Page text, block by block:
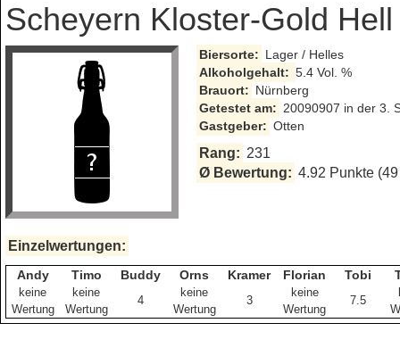
Scheyern Kloster-Gold Hell
Biersorte: Lager / Helles
Alkoholgehalt: 5.4 Vol. %
Brauort: Nürnberg
Getestet am: 20090907 in der 3.
Gastgeber: Otten
Rang: 231
Ø Bewertung: 4.92 Punkte
Einzelwertungen:
Andy Timo Buddy Orns Kramer Florian Tobi
keine
Wertung
keine
Wertung
4
keine
Wertung
3
keine
Wertung
7.5